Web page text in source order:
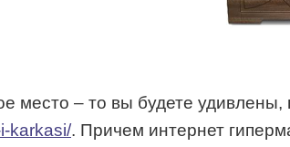
место – то вы будете
karkasi/. Причем интернет